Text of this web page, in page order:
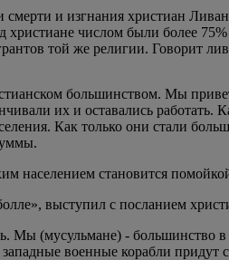
и изгнания христиан
числом были более
той же религии. Говорит л
большинством. Мы
их и оставались
Как только они стали
уммы.
населением становится
выступил с посланием
Мы (мусульмане) - большинство
военные корабли